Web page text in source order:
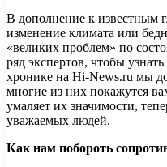
В дополнение к известным
изменение климата или
«великих проблем» по
ряд экспертов, чтобы
хронике на Hi-News.ru мы
многие из них покажутся
умаляет их значимости,
уважаемых людей.
Как нам побороть